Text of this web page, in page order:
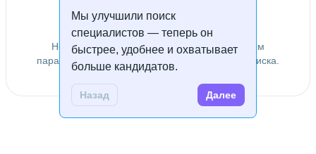
Мы улучшили поиск
специалистов — теперь он
быстрее, удобнее и охватывает
больше кандидатов.
Назад Далее
Специалисты не найдены
Не удалось найти специалистов по заданным
параметрам. Попробуйте изменить условия поиска.